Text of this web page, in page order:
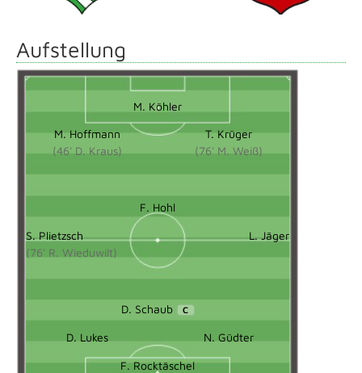
Aufstellung
M. Köhler
M. Hoffmann
(46' D. Kraus)
T. Krüger
(76' M. Weiß)
F. Hohl
S. Plietzsch
(76' R. Wieduwilt)
L. Jäger
D. Schaub C
D. Lukes N. Güdter
F. Rocktäschel